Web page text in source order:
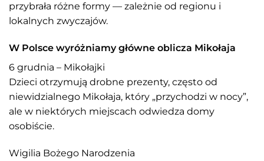
przybrała różne formy — zależnie od regionu i
lokalnych zwyczajów.
W Polsce wyróżniamy główne oblicza Mikołaja
6 grudnia – Mikołajki
Dzieci otrzymują drobne prezenty, często od
niewidzialnego Mikołaja, który „przychodzi w nocy”,
ale w niektórych miejscach odwiedza domy
osobiście.
Wigilia Bożego Narodzenia